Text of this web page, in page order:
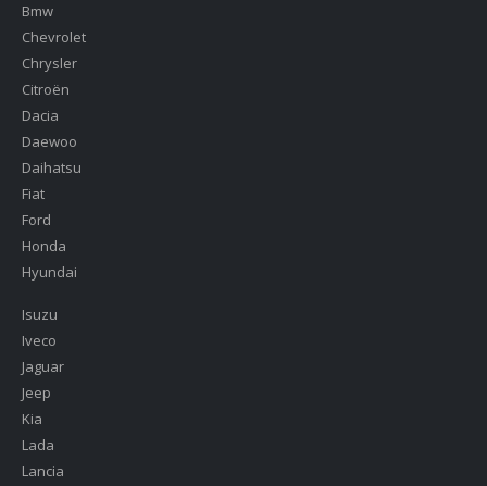
Bmw
Chevrolet
Chrysler
Citroën
Dacia
Daewoo
Daihatsu
Fiat
Ford
Honda
Hyundai
Isuzu
Iveco
Jaguar
Jeep
Kia
Lada
Lancia